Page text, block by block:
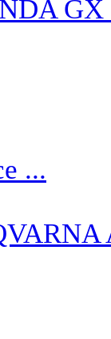
GX
...